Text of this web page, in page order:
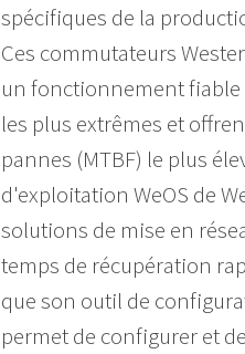
spécifiques de la
Ces commutateurs
un fonctionnement
les plus extrêmes et
pannes (MTBF) le plus
d'exploitation WeOS de
solutions de mise en
temps de récupération
que son outil de
permet de configurer et